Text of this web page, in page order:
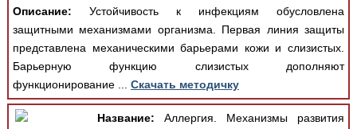
Описание: Устойчивость к инфекциям обусловлена
защитными механизмами организма. Первая линия защиты
представлена механическими барьерами кожи и слизистых.
Барьерную функцию слизистых дополняют
функционирование ... Скачать методичку
Название: Аллергия. Механизмы развития